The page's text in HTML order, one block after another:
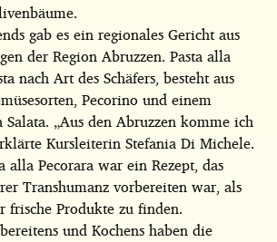
gab es ein regionales Gericht aus
der Region Abruzzen. Pasta alla
nach Art des Schäfers, besteht aus
Pecorino und einem
„Aus den Abruzzen komme ich
Kursleiterin Stefania Di Michele.
alla Pecorara war ein Rezept, das
Transhumanz vorbereiten war, als
Produkte zu finden.
und Kochens haben die